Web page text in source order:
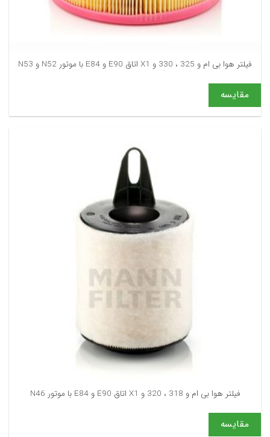
فیلتر هوا بی ام و 325 ، 330 و X1 اتاق E90 و E84 با موتور N52 و N53
مقایسه
فیلتر هوا بی ام و 318 ، 320 و X1 اتاق E90 و E84 با موتور N46
مقایسه